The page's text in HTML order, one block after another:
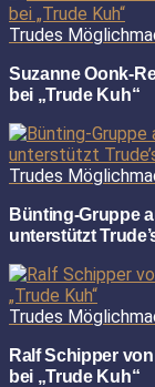
Trudes
Suzanne Oonk-
bei „Trude Kuh“
Trudes
Bünting-Gruppe
unterstützt
Trudes
Ralf Schipper
bei „Trude Kuh“